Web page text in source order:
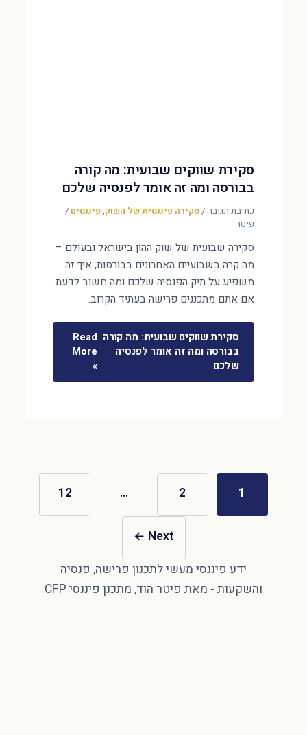
סקירת שווקים שבועית: מה קורה
בבורסה ומה זה אומר לפנסיה שלכם
כתיבת תגובה/סקירה פיננסית של השוק, פיננסים /
פיטר
סקירה שבועית של שוק ההון בישראל ובעולם –
מה קרה בשבועיים האחרונים בבורסות, איך זה
משפיע על תיק הפנסיה שלכם ומה חשוב לדעת
אם אתם מתכננים פרישה בעתיד הקרוב.
סקירת שווקים שבועית: מה קורה
בבורסה ומה זה אומר לפנסיה
שלכם
Read
More
»
1
2
…
12
Next
←